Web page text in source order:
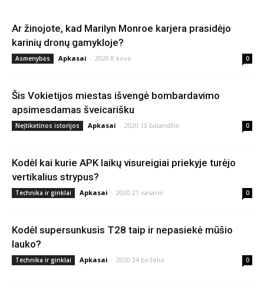
Ar žinojote, kad Marilyn Monroe karjera prasidėjo
karinių dronų gamykloje?
Asmenybės Apkasai - 2020 8 kovo 0
Šis Vokietijos miestas išvengė bombardavimo
apsimesdamas šveicarišku
Neįtikėtinos istorijos Apkasai - 2020 13 balandžio 0
Kodėl kai kurie APK laikų visureigiai priekyje turėjo
vertikalius strypus?
Technika ir ginklai Apkasai - 2020 21 vasario 0
Kodėl supersunkusis T28 taip ir nepasiekė mūšio
lauko?
Technika ir ginklai Apkasai - 2020 24 birželio 0